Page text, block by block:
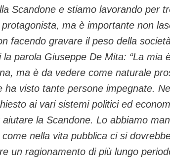
Scandone e stiamo lavorando per
ma è importante non
facendo gravare il peso della
la parola Giuseppe De Mita: “La mia
ma è da vedere come naturale
ha visto tante persone impegnate.
ai vari sistemi politici ed
la Scandone. Lo abbiamo
nella vita pubblica ci si
un ragionamento di più lungo